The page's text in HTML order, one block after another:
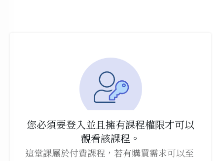
您必須要登入並且擁有課程權限才可以
觀看該課程。
這堂課屬於付費課程，若有購買需求可以至